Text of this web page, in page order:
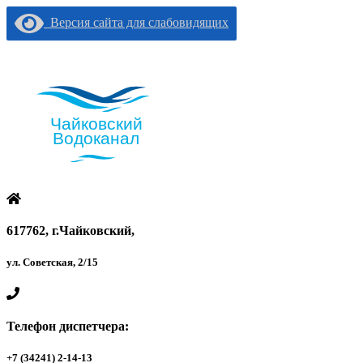
Версия сайта для слабовидящих
617762, г.Чайковский,
ул. Советская, 2/15
Телефон диспетчера:
+7 (34241) 2-14-13